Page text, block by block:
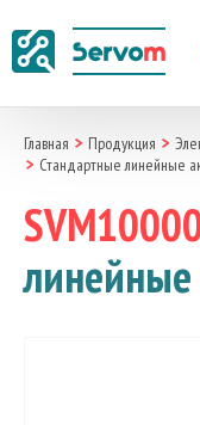
Главная Продукция
Стандартные линейные
линейные